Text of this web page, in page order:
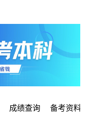
成绩查询 备考资料